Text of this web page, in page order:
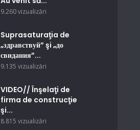
9.260 vizualizări
Suprasaturaţia de
„здравствуй” şi „до
свидания”...
9.135 vizualizări
VIDEO// Înşelaţi de
firma de construcţie
şi...
8.815 vizualizări